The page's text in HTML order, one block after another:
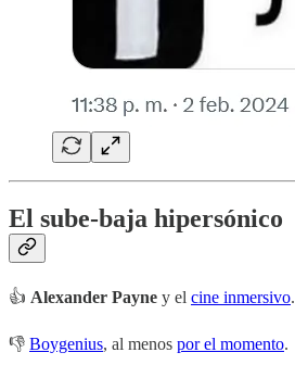
El sube-baja hipersónico
👍 Alexander Payne y el cine inmersivo.
👎 Boygenius, al menos por el momento.